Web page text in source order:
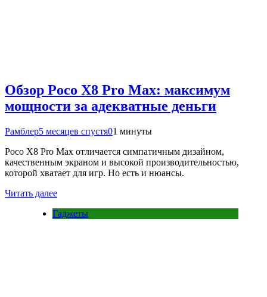
Обзор Poco X8 Pro Max: максимум
мощности за адекватные деньги
Рамблер5 месяцев спустя01 минуты
Poco X8 Pro Max отличается симпатичным дизайном,
качественным экраном и высокой производительностью,
которой хватает для игр. Но есть и нюансы.
Читать далее
Гаджеты